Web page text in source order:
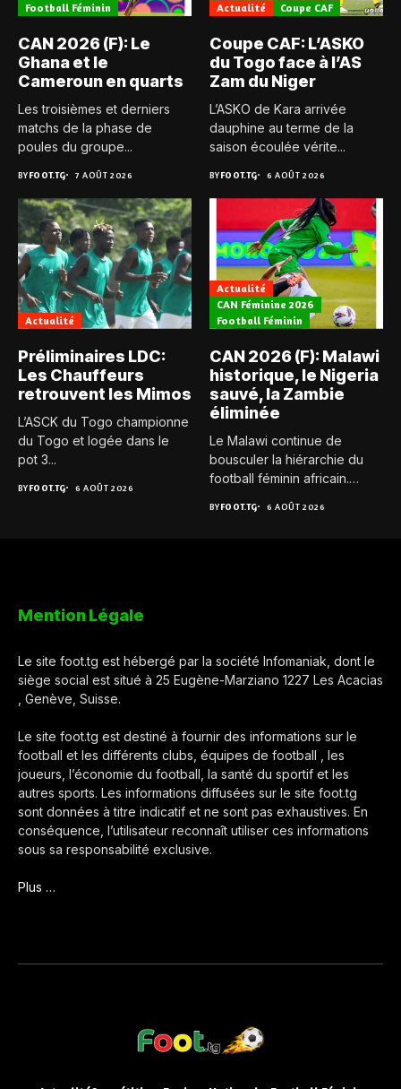
Football Féminin
CAN 2026 (F): Le
Ghana et le
Cameroun en quarts
Les troisièmes et derniers
matchs de la phase de
poules du groupe...
BYFOOT.TG 7 AOÛT 2026
Actualité Coupe CAF
Coupe CAF: L’ASKO
du Togo face à l’AS
Zam du Niger
L’ASKO de Kara arrivée
dauphine au terme de la
saison écoulée vérite...
BYFOOT.TG 6 AOÛT 2026
Actualité
Préliminaires LDC:
Les Chauffeurs
retrouvent les Mimos
L’ASCK du Togo championne
du Togo et logée dans le
pot 3...
BYFOOT.TG 6 AOÛT 2026
Actualité
CAN Féminine 2026
Football Féminin
CAN 2026 (F): Malawi
historique, le Nigeria
sauvé, la Zambie
éliminée
Le Malawi continue de
bousculer la hiérarchie du
football féminin africain.
BYFOOT.TG 6 AOÛT 2026
Mention Légale
Le site foot.tg est hébergé par la société Infomaniak, dont le
siège social est situé à 25 Eugène-Marziano 1227 Les Acacias
, Genève, Suisse.
Le site foot.tg est destiné à fournir des informations sur le
football et les différents clubs, équipes de football , les
joueurs, l’économie du football, la santé du sportif et les
autres sports. Les informations diffusées sur le site foot.tg
sont données à titre indicatif et ne sont pas exhaustives. En
conséquence, l’utilisateur reconnaît utiliser ces informations
sous sa responsabilité exclusive.
Plus …